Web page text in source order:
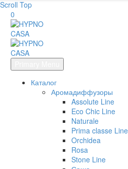
Scroll Top
0
Каталог
Аромадиффузоры
Assolute Line
Eco Chic Line
Naturale
Prima classe Line
Orchidea
Rosa
Stone Line